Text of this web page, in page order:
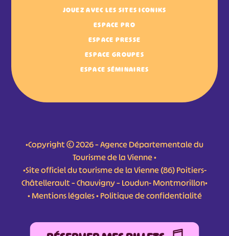
JOUEZ AVEC LES SITES ICONIKS
ESPACE PRO
ESPACE PRESSE
ESPACE GROUPES
ESPACE SÉMINAIRES
•Copyright © 2026 – Agence Départementale du
Tourisme de la Vienne •
•Site officiel du tourisme de la Vienne (86) Poitiers-
Châtellerault – Chauvigny – Loudun- Montmorillon•
•Mentions légales•Politique de confidentialité